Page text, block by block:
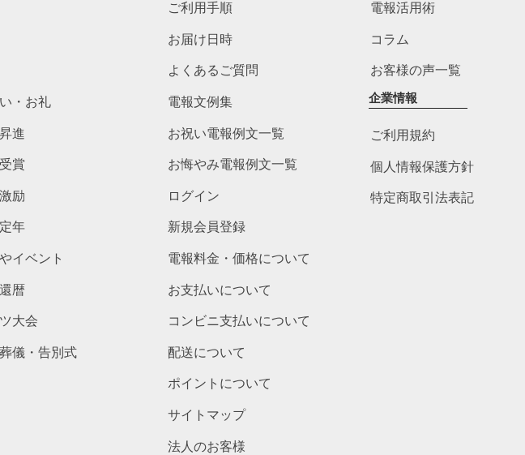
・お礼
進
賞
励
年
イベント
暦
大会
儀・告別式
ご利用手順
お届け日時
よくあるご質問
電報文例集
お祝い電報例文一覧
お悔やみ電報例文一覧
ログイン
新規会員登録
電報料金・価格について
お支払いについて
コンビニ支払いについて
配送について
ポイントについて
サイトマップ
法人のお客様
電報活用術
コラム
お客様の声一覧
企業情報
ご利用規約
個人情報保護方針
特定商取引法表記